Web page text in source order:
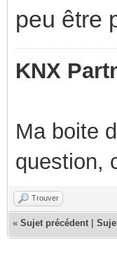
peu être
KNX
Ma boite
question,
Trouver
« Sujet précédent